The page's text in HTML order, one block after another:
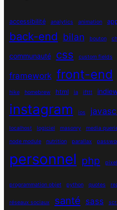
accessibilité analytics animation
back-end bilan bouton
communauté css custom fields
framework front-end
hike homebrew html ia ifttt
instagram ios
localhost logiciel masonry media
node module nutrition parallax
personnel php pixel
programmation objet python quotes
réseaux sociaux santé sass